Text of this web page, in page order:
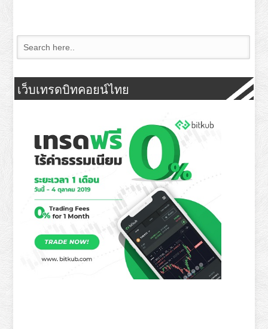
เว็บเทรดบิทคอยน์ไทย